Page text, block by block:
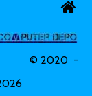
© 2020 -